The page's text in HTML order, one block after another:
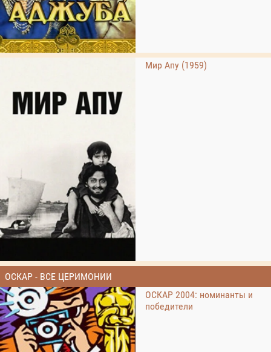
Мир Апу (1959)
ОСКАР - ВСЕ ЦЕРИМОНИИ
ОСКАР 2004: номинанты и
победители